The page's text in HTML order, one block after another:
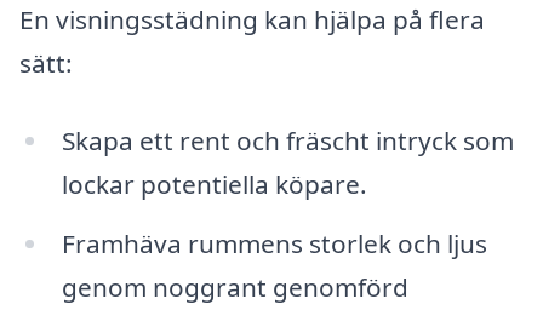
En visningsstädning kan hjälpa på flera
sätt:
Skapa ett rent och fräscht intryck som
lockar potentiella köpare.
Framhäva rummens storlek och ljus
genom noggrant genomförd